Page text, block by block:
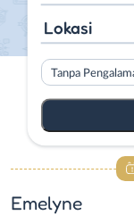
Lokasi
Tanpa
Emelyne